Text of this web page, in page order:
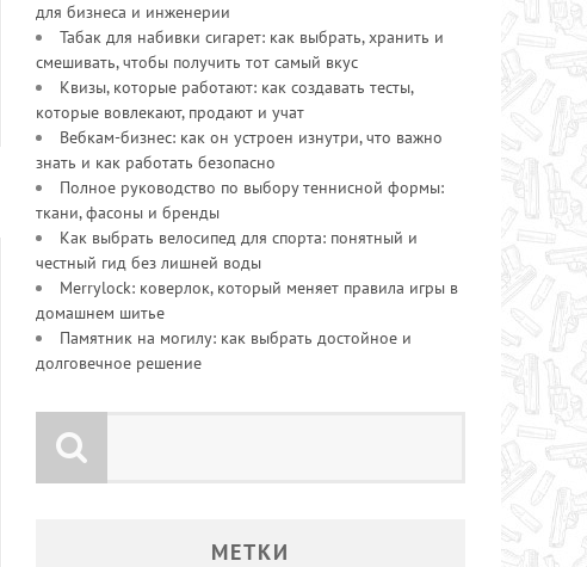
для бизнеса и инженерии
Табак для набивки сигарет: как выбрать, хранить и
смешивать, чтобы получить тот самый вкус
Квизы, которые работают: как создавать тесты,
которые вовлекают, продают и учат
Вебкам-бизнес: как он устроен изнутри, что важно
знать и как работать безопасно
Полное руководство по выбору теннисной формы:
ткани, фасоны и бренды
Как выбрать велосипед для спорта: понятный и
честный гид без лишней воды
Merrylock: коверлок, который меняет правила игры в
домашнем шитье
Памятник на могилу: как выбрать достойное и
долговечное решение
МЕТКИ